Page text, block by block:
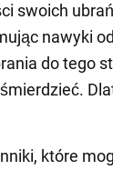
swoich
nawyki
do tego
które